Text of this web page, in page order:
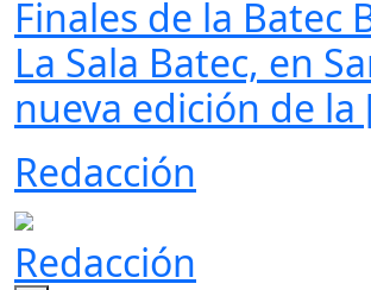
Finales de la Batec
La Sala Batec, en
nueva edición de
Redacción
Redacción